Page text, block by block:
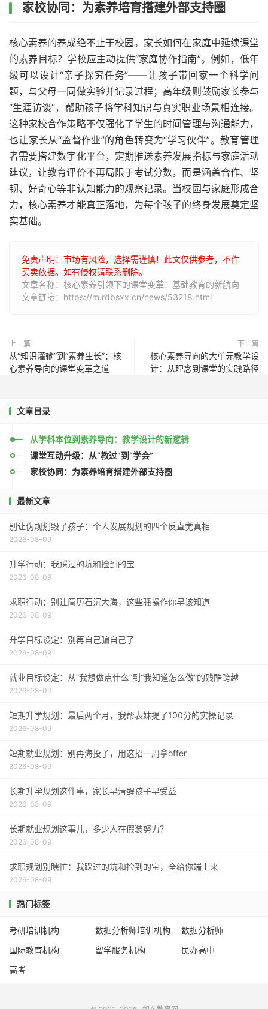
家校协同：为素养培育搭建外部支持圈
核心素养的养成绝不止于校园。家长如何在家庭中延续课堂
的素养目标？学校应主动提供“家庭协作指南”。例如，低年
级可以设计“亲子探究任务”——让孩子带回家一个科学问
题，与父母一同做实验并记录过程；高年级则鼓励家长参与
“生涯访谈”，帮助孩子将学科知识与真实职业场景相连接。
这种家校合作策略不仅强化了学生的时间管理与沟通能力，
也让家长从“监督作业”的角色转变为“学习伙伴”。教育管理
者需要搭建数字化平台，定期推送素养发展指标与家庭活动
建议，让教育评价不再局限于考试分数，而是涵盖合作、坚
韧、好奇心等非认知能力的观察记录。当校园与家庭形成合
力，核心素养才能真正落地，为每个孩子的终身发展奠定坚
实基础。
免责声明：市场有风险，选择需谨慎！此文仅供参考，不作
买卖依据。如有侵权请联系删除。
文章名称：核心素养引领下的课堂变革：基础教育的新航向
文章链接：https://m.rdbsxx.cn/news/53218.html
上一篇
从“知识灌输”到“素养生长”：核
心素养导向的课堂变革之道
下一篇
核心素养导向的大单元教学设
计：从理念到课堂的实践路径
文章目录
从学科本位到素养导向：教学设计的新逻辑
课堂互动升级：从“教过”到“学会”
家校协同：为素养培育搭建外部支持圈
最新文章
别让伪规划毁了孩子：个人发展规划的四个反直觉真相
2026-08-09
升学行动：我踩过的坑和捡到的宝
2026-08-09
求职行动：别让简历石沉大海，这些骚操作你早该知道
2026-08-09
升学目标设定：别再自己骗自己了
2026-08-09
就业目标设定：从“我想做点什么”到“我知道怎么做”的残酷跨越
2026-08-09
短期升学规划：最后两个月，我帮表妹提了100分的实操记录
2026-08-09
短期就业规划：别再海投了，用这招一周拿offer
2026-08-09
长期升学规划这件事，家长早清醒孩子早受益
2026-08-09
长期就业规划这事儿，多少人在假装努力？
2026-08-09
求职规划别瞎忙：我踩过的坑和捡到的宝，全给你端上来
2026-08-09
热门标签
考研培训机构 数据分析师培训机构
数据分析师
国际教育机构
留学服务机构
民办高中
高考